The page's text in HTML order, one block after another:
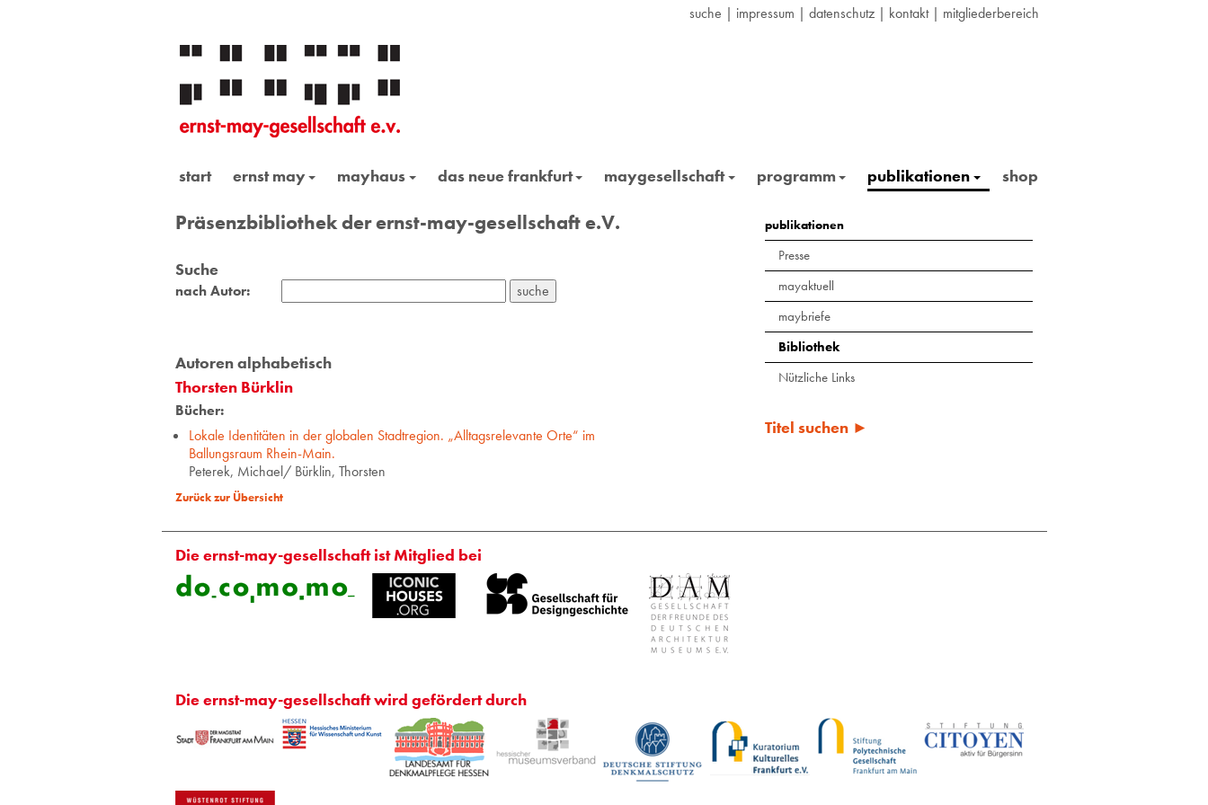
suche | impressum | datenschutz | kontakt| mitgliederbereich
start ernst may mayhaus das neue frankfurt maygesellschaft programm publikationen shop
Präsenzbibliothek der ernst-may-gesellschaft e.V.
Suche
nach Autor:
Autoren alphabetisch
Thorsten Bürklin
Bücher:
Lokale Identitäten in der globalen Stadtregion. „Alltagsrelevante Orte“ im
Ballungsraum Rhein-Main.
Peterek, Michael/ Bürklin, Thorsten
Zurück zur Übersicht
publikationen
Presse
mayaktuell
maybriefe
Bibliothek
Nützliche Links
Titel suchen ►
Die ernst-may-gesellschaft ist Mitglied bei
Die ernst-may-gesellschaft wird gefördert durch